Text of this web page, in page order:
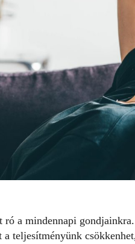
ró a mindennapi
a teljesítményünk